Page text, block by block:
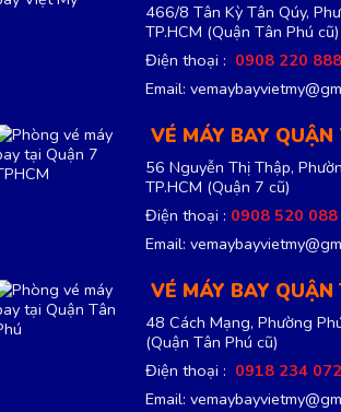
466/8 Tân Kỳ Tân Qúy,
TP.HCM (Quận Tân Phú cũ)
Điện thoại : 0908 220 888
Email:
VÉ MÁY BAY QUẬN
56 Nguyễn Thị Thập,
TP.HCM (Quận 7 cũ)
Điện thoại : 0908 520 088
Email:
VÉ MÁY BAY QUẬN
48 Cách Mạng, Phường
(Quận Tân Phú cũ)
Điện thoại : 0918 234 072
Email: